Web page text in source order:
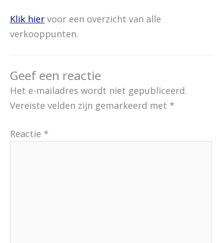
Klik hier voor een overzicht van alle
verkooppunten.
Geef een reactie
Het e-mailadres wordt niet gepubliceerd.
Vereiste velden zijn gemarkeerd met *
Reactie *